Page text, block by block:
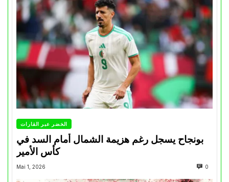
الخضر عبر القارات
بونجاح يسجل رغم هزيمة الشمال أمام السد في
كأس الأمير
Mai 1, 2026 0